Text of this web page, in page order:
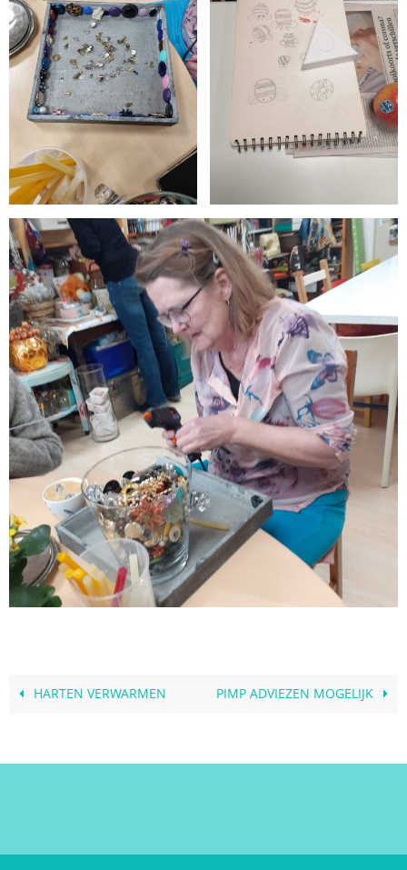
HARTEN VERWARMEN PIMP ADVIEZEN MOGELIJK